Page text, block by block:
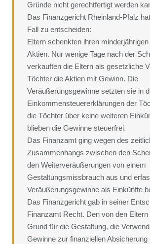
Gründe nicht gerechtfertigt werden
Das Finanzgericht Rheinland-Pfalz
Fall zu entscheiden:
Eltern schenkten ihren
Aktien. Nur wenige Tage nach der
verkauften die Eltern als gesetzliche
Töchter die Aktien mit Gewinn. Die
Veräußerungsgewinne setzten sie in
Einkommensteuererklärungen der
die Töchter über keine weiteren
blieben die Gewinne steuerfrei.
Das Finanzamt ging wegen des
Zusammenhangs zwischen den
den Weiterveräußerungen von einem
Gestaltungsmissbrauch aus und
Veräußerungsgewinne als Einkünfte
Das Finanzgericht gab in seiner
Finanzamt Recht. Den von den Eltern
Grund für die Gestaltung, die
Gewinne zur finanziellen Absicherung